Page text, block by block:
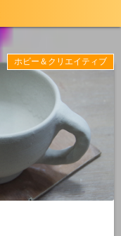
ホビー＆クリエイティブ